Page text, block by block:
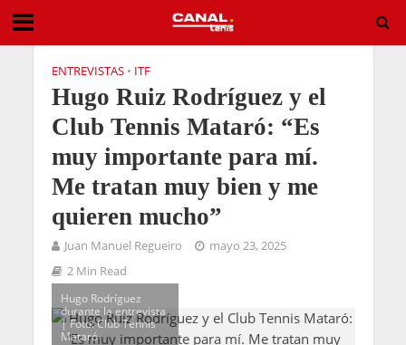
ENTREVISTAS • ITF
Hugo Ruiz Rodríguez y el
Club Tennis Mataró: “Es
muy importante para mí.
Me tratan muy bien y me
quieren mucho”
Juan Manuel Regueiro
mayo 23, 2025
2 Min Read
Hugo Rodríguez
durante la entrevista
| Foto: Club Tennis
Mataró